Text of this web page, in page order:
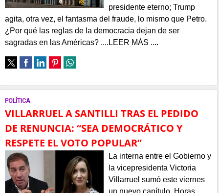
presidente eterno; Trump
agita, otra vez, el fantasma del fraude, lo mismo que Petro.
¿Por qué las reglas de la democracia dejan de ser
sagradas en las Américas? ....LEER MÁS ....
POLÍTICA
VILLARRUEL A SANTILLI TRAS EL PEDIDO
DE RENUNCIA: “SEA DEMOCRÁTICO Y
RESPETE EL VOTO POPULAR”
La interna entre el Gobierno y
la vicepresidenta Victoria
Villarruel sumó este viernes
un nuevo capítulo. Horas